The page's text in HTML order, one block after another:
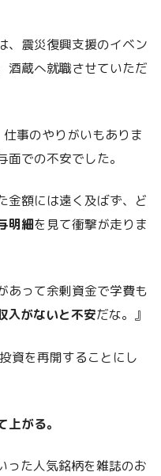
、震災復興支援のイベン
酒蔵へ就職させていただ
事のやりがいもありま
での不安でした。
金額には遠く及ばず、ど
明細を見て衝撃が走りま
あって余剰資金で学費も
入がないと不安だな。』
資を再開することにし
がる。
った人気銘柄を雑誌のお